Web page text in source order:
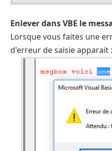
Enlever dans VBE le
Lorsque vous faites une
d'erreur de saisie apparait :